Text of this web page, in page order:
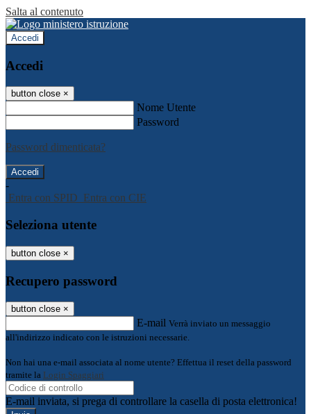
Salta al contenuto
Accedi
Accedi
button close ×
Nome Utente
Password
Password dimenticata?
-
Entra con SPID Entra con CIE
Seleziona utente
button close ×
Recupero password
button close ×
E-mail Verrà inviato un messaggio
all'indirizzo indicato con le istruzioni necessarie.
Non hai una e-mail associata al nome utente? Effettua il reset della password
tramite la Login Spaggiari
E-mail inviata, si prega di controllare la casella di posta elettronica!